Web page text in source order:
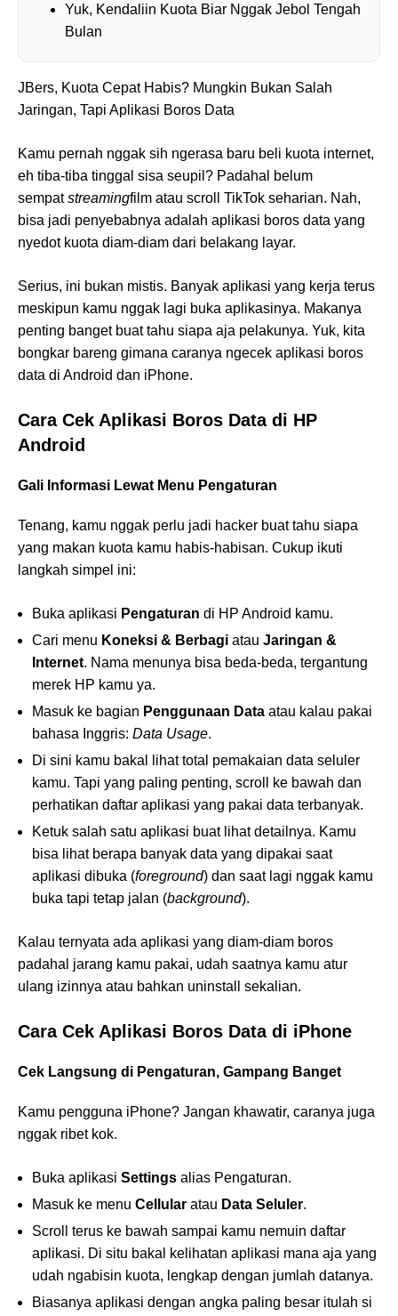
Yuk, Kendaliin Kuota Biar Nggak Jebol Tengah
Bulan
JBers, Kuota Cepat Habis? Mungkin Bukan Salah
Jaringan, Tapi Aplikasi Boros Data
Kamu pernah nggak sih ngerasa baru beli kuota internet,
eh tiba-tiba tinggal sisa seupil? Padahal belum
sempatstreamingfilm atau scroll TikTok seharian. Nah,
bisa jadi penyebabnya adalah aplikasi boros data yang
nyedot kuota diam-diam dari belakang layar.
Serius, ini bukan mistis. Banyak aplikasi yang kerja terus
meskipun kamu nggak lagi buka aplikasinya. Makanya
penting banget buat tahu siapa aja pelakunya. Yuk, kita
bongkar bareng gimana caranya ngecek aplikasi boros
data di Android dan iPhone.
Cara Cek Aplikasi Boros Data di HP
Android
Gali Informasi Lewat Menu Pengaturan
Tenang, kamu nggak perlu jadi hacker buat tahu siapa
yang makan kuota kamu habis-habisan. Cukup ikuti
langkah simpel ini:
Buka aplikasi Pengaturan di HP Android kamu.
Cari menu Koneksi & Berbagi atau Jaringan &
Internet. Nama menunya bisa beda-beda, tergantung
merek HP kamu ya.
Masuk ke bagian Penggunaan Data atau kalau pakai
bahasa Inggris: Data Usage.
Di sini kamu bakal lihat total pemakaian data seluler
kamu. Tapi yang paling penting, scroll ke bawah dan
perhatikan daftar aplikasi yang pakai data terbanyak.
Ketuk salah satu aplikasi buat lihat detailnya. Kamu
bisa lihat berapa banyak data yang dipakai saat
aplikasi dibuka (foreground) dan saat lagi nggak kamu
buka tapi tetap jalan (background).
Kalau ternyata ada aplikasi yang diam-diam boros
padahal jarang kamu pakai, udah saatnya kamu atur
ulang izinnya atau bahkan uninstall sekalian.
Cara Cek Aplikasi Boros Data di iPhone
Cek Langsung di Pengaturan, Gampang Banget
Kamu pengguna iPhone? Jangan khawatir, caranya juga
nggak ribet kok.
Buka aplikasi Settings alias Pengaturan.
Masuk ke menu Cellular atau Data Seluler.
Scroll terus ke bawah sampai kamu nemuin daftar
aplikasi. Di situ bakal kelihatan aplikasi mana aja yang
udah ngabisin kuota, lengkap dengan jumlah datanya.
Biasanya aplikasi dengan angka paling besar itulah si